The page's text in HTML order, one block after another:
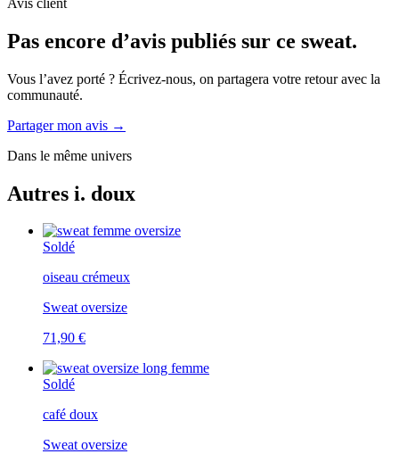
Pas encore d’avis publiés sur ce sweat.
Vous l’avez porté ? Écrivez-nous, on partagera votre retour avec la
communauté.
Partager mon avis →
Dans le même univers
Autres i. doux
Soldé
oiseau crémeux
Sweat oversize
71,90 €
Soldé
café doux
Sweat oversize